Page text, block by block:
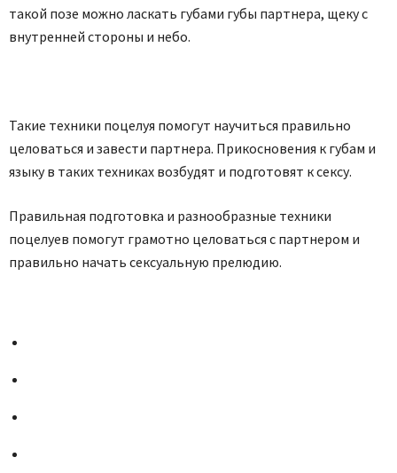
такой позе можно ласкать губами губы партнера, щеку с
внутренней стороны и небо.
Такие техники поцелуя помогут научиться правильно
целоваться и завести партнера. Прикосновения к губам и
языку в таких техниках возбудят и подготовят к сексу.
Правильная подготовка и разнообразные техники
поцелуев помогут грамотно целоваться с партнером и
правильно начать сексуальную прелюдию.